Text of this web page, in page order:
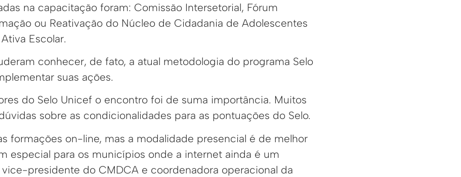
na capacitação foram: Comissão Intersetorial, Fórum
ou Reativação do Núcleo de Cidadania de Adolescentes
Escolar.
conhecer, de fato, a atual metodologia do programa Selo
suas ações.
do Selo Unicef o encontro foi de suma importância. Muitos
sobre as condicionalidades para as pontuações do Selo.
formações on-line, mas a modalidade presencial é de melhor
especial para os municípios onde a internet ainda é um
vice-presidente do CMDCA e coordenadora operacional da